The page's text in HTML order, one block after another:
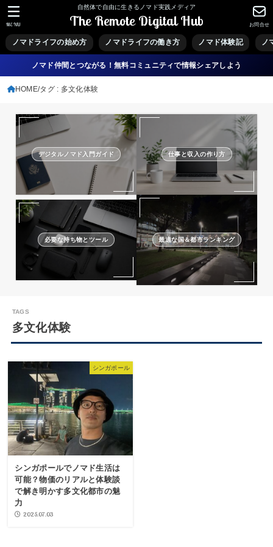
自然体で自由に生きるノマド実践メディア
The Remote Digital Hub
ノマドライフの始め方 ノマドライフの働き方 ノマド体験記 ノ
お問合せ
MENU
ノマド仲間とつながる！無料コミュニティで情報シェアしよう
HOME タグ : 多文化体験
デジタルノマド入門ガイド 仕事と収入の作り方
必要な持ち物とツール 最適な国＆都市ランキング
多文化体験
シンガポール
シンガポールでノマド生活は
可能？物価のリアルと体験談
で解き明かす多文化都市の魅
力
2025.07.03